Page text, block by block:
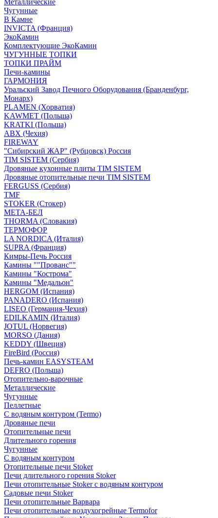
Металлические
Чугунные
В Камне
INVICTA (Франция)
ЭкоКамин
Комплектующие ЭкоКамин
ЧУГУННЫЕ ТОПКИ
ТОПКИ ПРАЙМ
Печи-камины
ГАРМОНИЯ
Уральский Завод Печного Оборудования (Бранденбург,
Монарх)
PLAMEN (Хорватия)
KAWMET (Польша)
KRATKI (Польша)
ABX (Чехия)
FIREWAY
"Сибирский ЖАР" (Рубцовск) Россия
TIM SISTEM (Сербия)
Дровяные кухонные плиты TIM SISTEM
Дровяные отопительные печи TIM SISTEM
FERGUSS (Сербия)
TMF
STOKER (Стокер)
МЕТА-БЕЛ
THORMA (Словакия)
ТЕРМОФОР
LA NORDICA (Италия)
SUPRA (Франция)
Кимры-Печь Россия
Камины ""Прованс""
Камины "Кострома"
Камины "Медальон"
HERGOM (Испания)
PANADERO (Испания)
LISEO (Германия-Чехия)
EDILKAMIN (Италия)
JOTUL (Норвегия)
MORSO (Дания)
KEDDY (Швеция)
FireBird (Россия)
Печь-камин EASYSTEAM
DEFRO (Польша)
Отопительно-варочные
Металлические
Чугунные
Пеллетные
С водяным контуром (Termo)
Дровяные печи
Отопительные печи
Длительного горения
Чугунные
C водяным контуром
Отопительные печи Stoker
Печи длительного горения Stoker
Печи отопительные Stoker с водяным контуром
Садовые печи Stoker
Печи отопительные Варвара
Печи отопительные воздухогрейные Termofor